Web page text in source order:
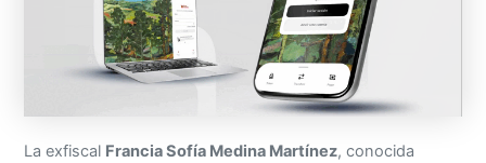
La exfiscal Francia Sofía Medina Martínez, conocida